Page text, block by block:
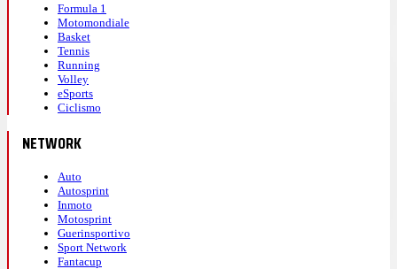
Formula 1
Motomondiale
Basket
Tennis
Running
Volley
eSports
Ciclismo
NETWORK
Auto
Autosprint
Inmoto
Motosprint
Guerinsportivo
Sport Network
Fantacup